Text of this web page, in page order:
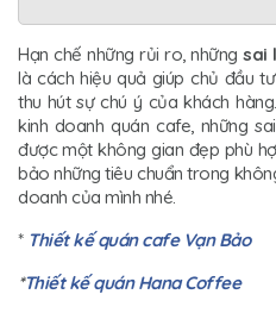
Hạn chế những rủi ro, những sai
là cách hiệu quả giúp chủ đầu
thu hút sự chú ý của khách
kinh doanh quán cafe, những
được một không gian đẹp phù
bảo những tiêu chuẩn trong
doanh của mình nhé.
*Thiết kế quán cafe Vạn Bảo
*Thiết kế quán Hana Coffee